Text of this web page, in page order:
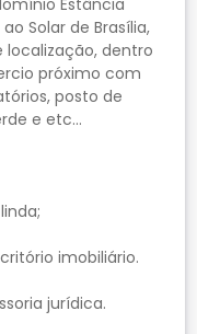
Estância
Solar de Brasília,
localização, dentro
próximo com
posto de
e etc...
imobiliário.
jurídica.